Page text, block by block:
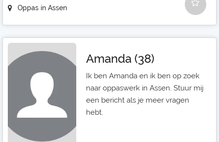
Oppas in Assen
Amanda (38)
Ik ben Amanda en ik ben op zoek
naar oppaswerk in Assen. Stuur mij
een bericht als je meer vragen
hebt.